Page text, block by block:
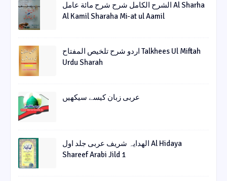
الشرح الکامل شرح شرح مائة عامل Al Sharha
Al Kamil Sharaha Mi-at ul Aamil
اردو شرح تلخیص المفتاح Talkhees Ul Miftah
Urdu Sharah
عربی زبان کیسے سیکھیں
الھدایہ شریف عربی جلد اول Al Hidaya
Shareef Arabi Jild 1